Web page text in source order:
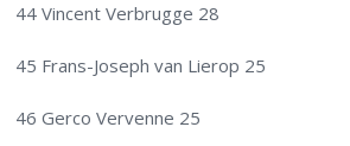
44 Vincent Verbrugge 28
45 Frans-Joseph van Lierop 25
46 Gerco Vervenne 25